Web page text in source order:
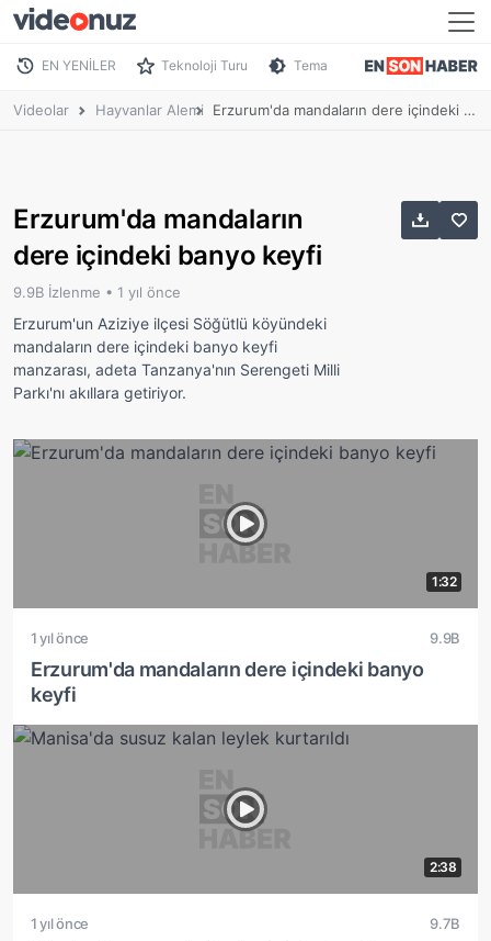
EN YENİLER Teknoloji Turu Tema
Videolar Hayvanlar Alemi Erzurum'da mandaların dere içindeki banyo keyfi
Erzurum'da mandaların
dere içindeki banyo keyfi
9.9B İzlenme • 1 yıl önce
Erzurum'un Aziziye ilçesi Söğütlü köyündeki
mandaların dere içindeki banyo keyfi
manzarası, adeta Tanzanya'nın Serengeti Milli
Parkı'nı akıllara getiriyor.
1:32
1 yıl önce 9.9B
Erzurum'da mandaların dere içindeki banyo
keyfi
2:38
1 yıl önce 9.7B